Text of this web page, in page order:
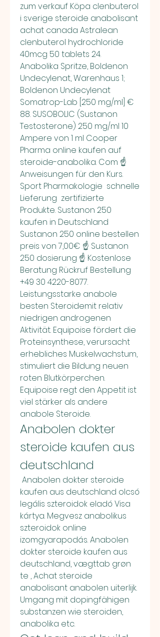
zum verkauf Köpa clenbuterol
i sverige steroide anabolisant
achat canada Astralean
clenbuterol hydrochloride
40mcg 50 tablets 24.
Anabolika Spritze, Boldenon
Undecylenat, Warenhaus 1;
Boldenon Undecylenat
Somatrop-Lab [250 mg/ml] €
88. SUSOBOLIC (Sustanon
Testosterone) 250 mg/ml 10
Ampere von 1 ml Cooper
Pharma online kaufen auf
steroide-anabolika. Com ☝
Anweisungen für den Kurs.
Sport Pharmakologie ️ schnelle
Lieferung ️ zertifizierte
Produkte. Sustanon 250
kaufen in Deutschland
Sustanon 250 online bestellen
preis von 7,00€ ☝ Sustanon
250 dosierung ☝ Kostenlose
Beratung Rückruf Bestellung
+49 30 4220-8077.
Leistungsstarke anabole
besten Steroidemit relativ
niedrigen androgenen
Aktivität. Equipoise fördert die
Proteinsynthese, verursacht
erhebliches Muskelwachstum,
stimuliert die Bildung neuen
roten Blutkörperchen.
Equipoise regt den Appetit ist
viel stärker als andere
anabole Steroide.
Anabolen dokter
steroide kaufen aus
deutschland
kaufen aus deutschland olcsó
legális szteroidok eladó Visa
kártya. Megvesz anabolikus
szteroidok online
izomgyarapodás. Anabolen
dokter steroide kaufen aus
deutschland, vægttab grøn
te , Achat steroide
anabolisant anabolen uiterlijk.
Umgang mit dopingfähigen
substanzen wie steroiden,
anabolika etc.